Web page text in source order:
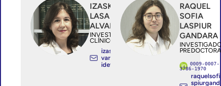
IZASKUN
LASA
ALVARADO
INVESTIGADOR/A
CLÍNICO ESTABLE
izaskun.lasaal
varado@osak
idetza.eus
RAQUEL
SOFIA
LASPIUR
GANDARA
0009-0007-
3786-1970